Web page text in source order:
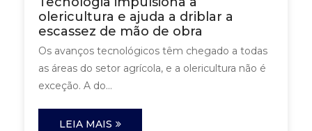
olericultura e ajuda a driblar a
escassez de mão de obra
Os avanços tecnológicos têm chegado a todas
as áreas do setor agrícola, e a olericultura não é
exceção. A do...
LEIA MAIS